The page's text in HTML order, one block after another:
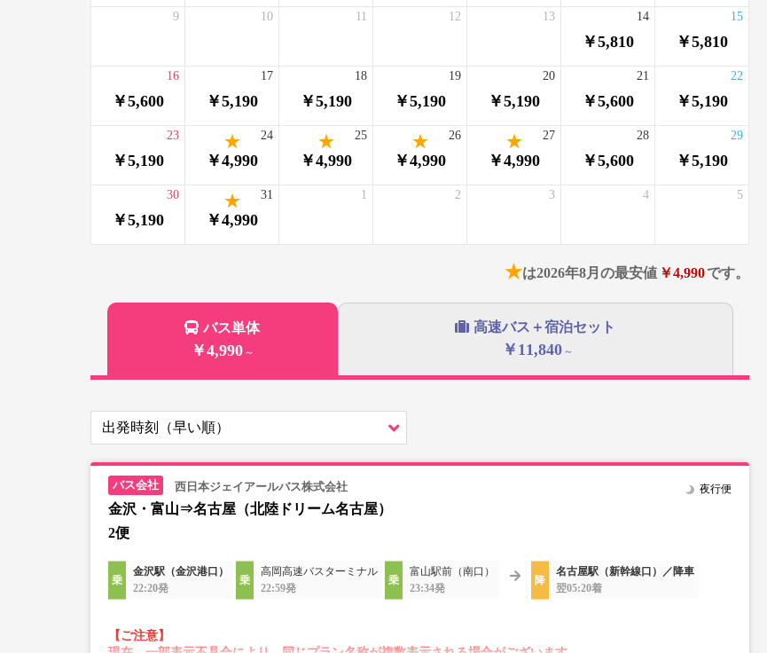
9 10 11 12 13
￥5,810
14
￥5,810
15
￥5,600
16
￥5,190
17
￥5,190
18
￥5,190
19
￥5,190
20
￥5,600
21
￥5,190
22
￥5,190
23
￥4,990
24
￥4,990
25
￥4,990
26
￥4,990
27
￥5,600
28
￥5,190
29
￥5,190
30
￥4,990
31 1 2 3 4 5
★は2026年8月の最安値 ￥4,990です。
バス単体
￥4,990 ～
高速バス＋宿泊セット
￥11,840 ～
西日本ジェイアールバス株式会社
金沢・富山⇒名古屋（北陸ドリーム名古屋）
2便
夜行便
金沢駅（金沢港口）
22:20発
高岡高速バスターミナル
22:59発
富山駅前（南口）
23:34発
名古屋駅（新幹線口）／降車
翌05:20着
【ご注意】